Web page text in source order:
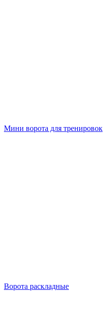
Мини ворота для тренировок
Ворота раскладные